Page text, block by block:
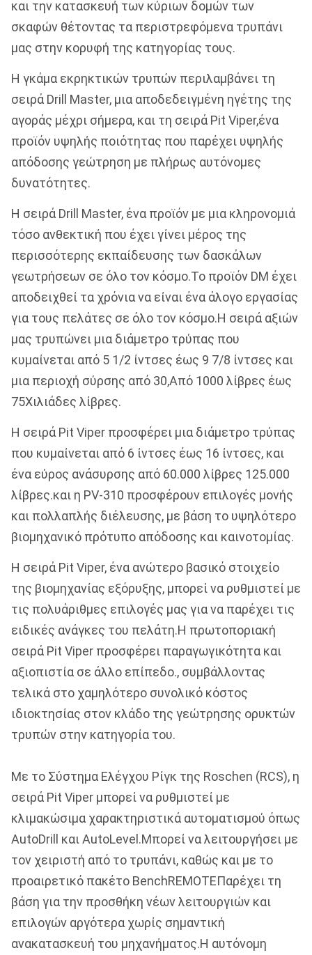
και την κατασκευή των κύριων δομών των
σκαφών θέτοντας τα περιστρεφόμενα τρυπάνι
μας στην κορυφή της κατηγορίας τους.
Η γκάμα εκρηκτικών τρυπών περιλαμβάνει τη
σειρά Drill Master, μια αποδεδειγμένη ηγέτης της
αγοράς μέχρι σήμερα, και τη σειρά Pit Viper,ένα
προϊόν υψηλής ποιότητας που παρέχει υψηλής
απόδοσης γεώτρηση με πλήρως αυτόνομες
δυνατότητες.
Η σειρά Drill Master, ένα προϊόν με μια κληρονομιά
τόσο ανθεκτική που έχει γίνει μέρος της
περισσότερης εκπαίδευσης των δασκάλων
γεωτρήσεων σε όλο τον κόσμο.Το προϊόν DM έχει
αποδειχθεί τα χρόνια να είναι ένα άλογο εργασίας
για τους πελάτες σε όλο τον κόσμο.Η σειρά αξιών
μας τρυπώνει μια διάμετρο τρύπας που
κυμαίνεται από 5 1/2 ίντσες έως 9 7/8 ίντσες και
μια περιοχή σύρσης από 30,Από 1000 λίβρες έως
75Χιλιάδες λίβρες.
Η σειρά Pit Viper προσφέρει μια διάμετρο τρύπας
που κυμαίνεται από 6 ίντσες έως 16 ίντσες, και
ένα εύρος ανάσυρσης από 60.000 λίβρες 125.000
λίβρες.και η PV-310 προσφέρουν επιλογές μονής
και πολλαπλής διέλευσης, με βάση το υψηλότερο
βιομηχανικό πρότυπο απόδοσης και καινοτομίας.
Η σειρά Pit Viper, ένα ανώτερο βασικό στοιχείο
της βιομηχανίας εξόρυξης, μπορεί να ρυθμιστεί με
τις πολυάριθμες επιλογές μας για να παρέχει τις
ειδικές ανάγκες του πελάτη.Η πρωτοποριακή
σειρά Pit Viper προσφέρει παραγωγικότητα και
αξιοπιστία σε άλλο επίπεδο., συμβάλλοντας
τελικά στο χαμηλότερο συνολικό κόστος
ιδιοκτησίας στον κλάδο της γεώτρησης ορυκτών
τρυπών στην κατηγορία του.
Με το Σύστημα Ελέγχου Ρίγκ της Roschen (RCS), η
σειρά Pit Viper μπορεί να ρυθμιστεί με
κλιμακώσιμα χαρακτηριστικά αυτοματισμού όπως
AutoDrill και AutoLevel.Μπορεί να λειτουργήσει με
τον χειριστή από το τρυπάνι, καθώς και με το
προαιρετικό πακέτο BenchREMOTEΠαρέχει τη
βάση για την προσθήκη νέων λειτουργιών και
επιλογών αργότερα χωρίς σημαντική
ανακατασκευή του μηχανήματος.Η αυτόνομη